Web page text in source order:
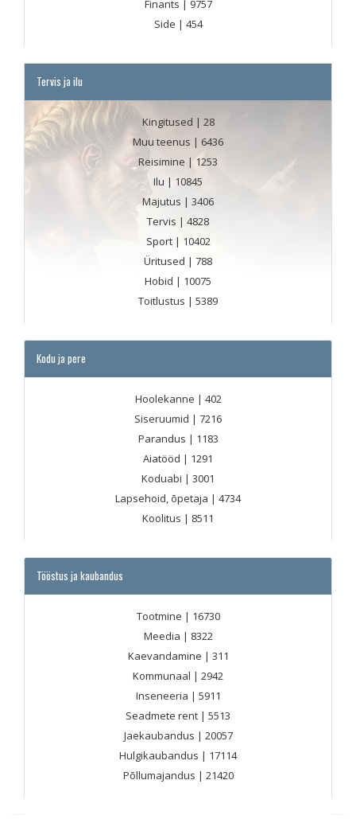
Finants | 9757
Side | 454
Tervis ja ilu
Kingitused | 28
Muu teenus | 6436
Reisimine | 1253
Ilu | 10845
Majutus | 3406
Tervis | 4828
Sport | 10402
Üritused | 788
Hobid | 10075
Toitlustus | 5389
Kodu ja pere
Hoolekanne | 402
Siseruumid | 7216
Parandus | 1183
Aiatööd | 1291
Koduabi | 3001
Lapsehoid, õpetaja | 4734
Koolitus | 8511
Tööstus ja kaubandus
Tootmine | 16730
Meedia | 8322
Kaevandamine | 311
Kommunaal | 2942
Inseneeria | 5911
Seadmete rent | 5513
Jaekaubandus | 20057
Hulgikaubandus | 17114
Põllumajandus | 21420